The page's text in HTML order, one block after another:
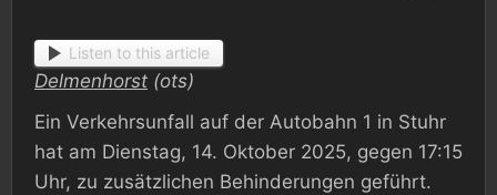
Listen to this article
Delmenhorst (ots)
Ein Verkehrsunfall auf der Autobahn 1 in Stuhr
hat am Dienstag, 14. Oktober 2025, gegen 17:15
Uhr, zu zusätzlichen Behinderungen geführt.